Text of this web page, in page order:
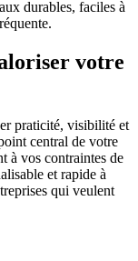
durables, faciles à
votre
praticité, visibilité et
central de votre
à vos contraintes de
et rapide à
qui veulent